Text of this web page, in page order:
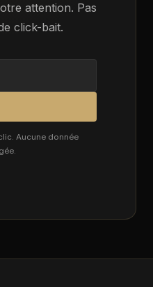
attention. Pas
click-bait.
Aucune donnée